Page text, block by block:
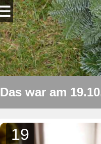
Das war am
19